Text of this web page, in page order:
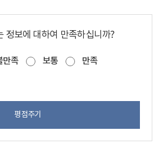
정보에 대하여 만족하십니까?
만족 보통
만족
평점주기